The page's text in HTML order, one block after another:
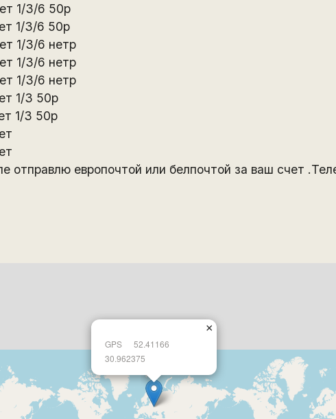
1/3/6 50р
1/3/6 50р
1/3/6 нетр
1/3/6 нетр
1/3/6 нетр
1/3 50р
1/3 50р
отправлю европочтой или белпочтой за ваш счет
GPS
52.41166
30.962375
×